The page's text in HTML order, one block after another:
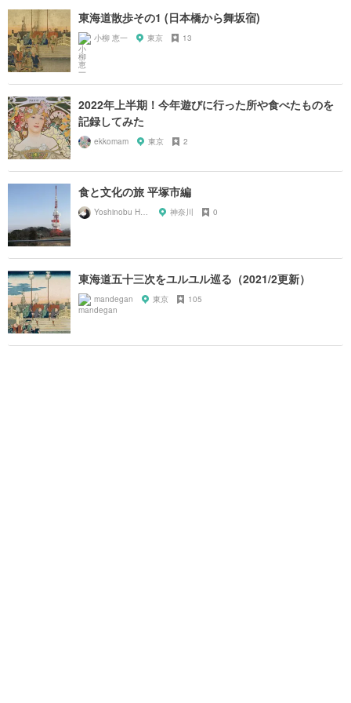
東海道散歩その1 (日本橋から舞坂宿)
小柳 恵一 東京 13
2022年上半期！今年遊びに行った所や食べたものを
記録してみた
ekkomam 東京 2
食と文化の旅 平塚市編
Yoshinobu Hara 神奈川 0
東海道五十三次をユルユル巡る（2021/2更新）
mandegan 東京 105